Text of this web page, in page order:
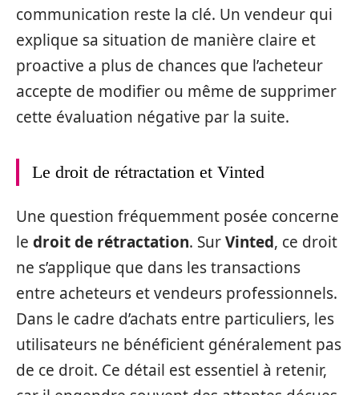
communication reste la clé. Un vendeur qui
explique sa situation de manière claire et
proactive a plus de chances que l’acheteur
accepte de modifier ou même de supprimer
cette évaluation négative par la suite.
Le droit de rétractation et Vinted
Une question fréquemment posée concerne
le droit de rétractation. SurVinted, ce droit
ne s’applique que dans les transactions
entre acheteurs et vendeurs professionnels.
Dans le cadre d’achats entre particuliers, les
utilisateurs ne bénéficient généralement pas
de ce droit. Ce détail est essentiel à retenir,